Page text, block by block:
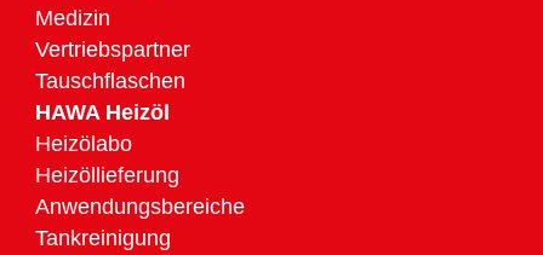
Medizin
Vertriebspartner
Tauschflaschen
HAWA Heizöl
Heizölabo
Heizöllieferung
Anwendungsbereiche
Tankreinigung